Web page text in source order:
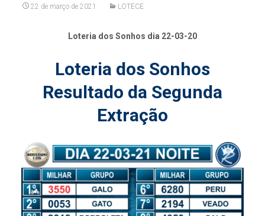
22 de março de 2021 LOTECE
Loteria dos Sonhos dia 22-03-20
Loteria dos Sonhos
Resultado da Segunda
Extração